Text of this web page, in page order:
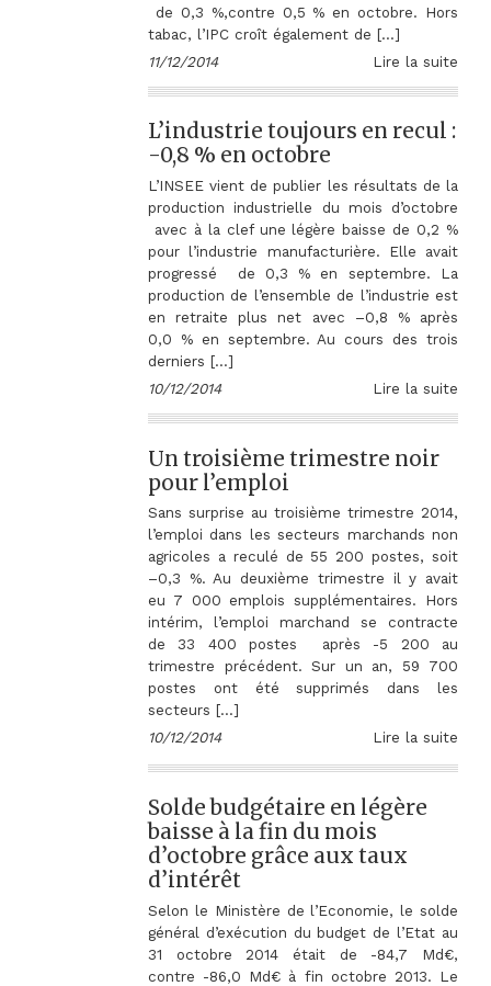
de 0,3 %,contre 0,5 % en octobre. Hors
tabac, l’IPC croît également de […]
11/12/2014
Lire la suite
L’industrie toujours en recul :
-0,8 % en octobre
L’INSEE vient de publier les résultats de la
production industrielle du mois d’octobre
avec à la clef une légère baisse de 0,2 %
pour l’industrie manufacturière. Elle avait
progressé de 0,3 % en septembre. La
production de l’ensemble de l’industrie est
en retraite plus net avec –0,8 % après
0,0 % en septembre. Au cours des trois
derniers […]
10/12/2014
Lire la suite
Un troisième trimestre noir
pour l’emploi
Sans surprise au troisième trimestre 2014,
l’emploi dans les secteurs marchands non
agricoles a reculé de 55 200 postes, soit
–0,3 %. Au deuxième trimestre il y avait
eu 7 000 emplois supplémentaires. Hors
intérim, l’emploi marchand se contracte
de 33 400 postes après -5 200 au
trimestre précédent. Sur un an, 59 700
postes ont été supprimés dans les
secteurs […]
10/12/2014
Lire la suite
Solde budgétaire en légère
baisse à la fin du mois
d’octobre grâce aux taux
d’intérêt
Selon le Ministère de l’Economie, le solde
général d’exécution du budget de l’Etat au
31 octobre 2014 était de -84,7 Md€,
contre -86,0 Md€ à fin octobre 2013. Le